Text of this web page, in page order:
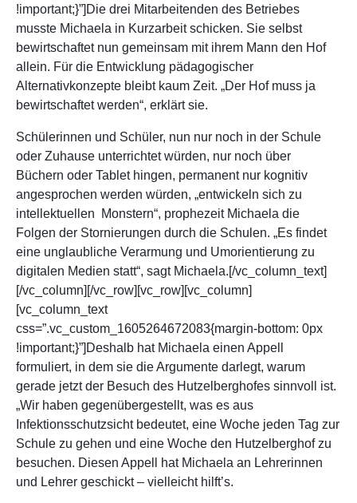
!important;}”]Die drei Mitarbeitenden des Betriebes
musste Michaela in Kurzarbeit schicken. Sie selbst
bewirtschaftet nun gemeinsam mit ihrem Mann den Hof
allein. Für die Entwicklung pädagogischer
Alternativkonzepte bleibt kaum Zeit. „Der Hof muss ja
bewirtschaftet werden“, erklärt sie.
Schülerinnen und Schüler, nun nur noch in der Schule
oder Zuhause unterrichtet würden, nur noch über
Büchern oder Tablet hingen, permanent nur kognitiv
angesprochen werden würden, „entwickeln sich zu
intellektuellen Monstern“, prophezeit Michaela die
Folgen der Stornierungen durch die Schulen. „Es findet
eine unglaubliche Verarmung und Umorientierung zu
digitalen Medien statt“, sagt Michaela.[/vc_column_text]
[/vc_column][/vc_row][vc_row][vc_column]
[vc_column_text
css=”.vc_custom_1605264672083{margin-bottom: 0px
!important;}”]Deshalb hat Michaela einen Appell
formuliert, in dem sie die Argumente darlegt, warum
gerade jetzt der Besuch des Hutzelberghofes sinnvoll ist.
„Wir haben gegenübergestellt, was es aus
Infektionsschutzsicht bedeutet, eine Woche jeden Tag zur
Schule zu gehen und eine Woche den Hutzelberghof zu
besuchen. Diesen Appell hat Michaela an Lehrerinnen
und Lehrer geschickt – vielleicht hilft’s.